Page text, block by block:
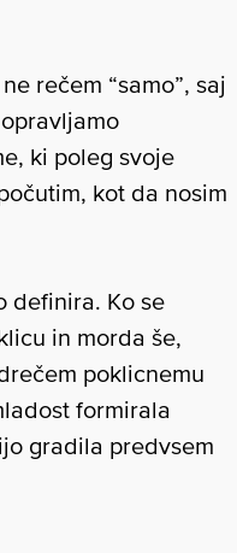
rečem “samo”, saj
ki poleg svoje
kot da nosim
definira. Ko se
in morda še,
poklicnemu
formirala
gradila predvsem